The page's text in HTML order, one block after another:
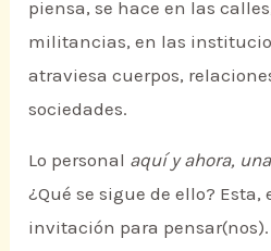
piensa, se hace en las
militancias, en las
atraviesa cuerpos,
sociedades.
Lo personal aquí y ahora,
¿Qué se sigue de ello?
invitación para pensar(nos).